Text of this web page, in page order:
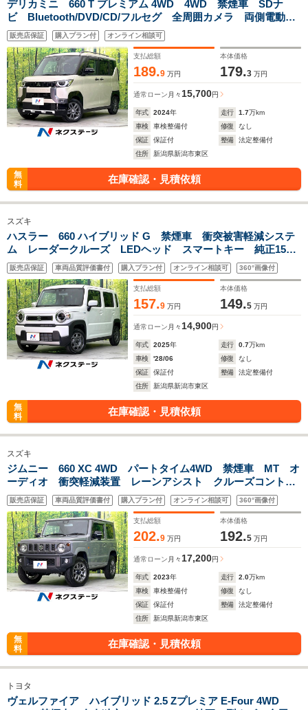
デリカミニ 660 T プレミアム 4WD 4WD 禁煙車 SDナ
ビ Bluetooth/DVD/CD/フルセグ 全周囲カメラ 両側電動ス
ライドドア 衝突軽減装置 レーダークルーズ クリアランス
ソナー ハーフレザーシート シートヒーター ETC
販売店保証 購入プラン付 オンライン相談可
支払総額
189.9 万円
本体価格
179.3 万円
通常ローン 月々 15,700円
年式 2024年 走行 1.7万km
車検
車検整備付 修復
なし
保証
保証付 整備
法定整備付
住所
新潟県新潟市東区
無
料
在庫確認・見積依頼
スズキ
ハスラー 660 ハイブリッド G 禁煙車 衝突被害軽減システ
ム レーダークルーズ LEDヘッド スマートキー 純正15イ
ンチアルミ オートハイビーム オートライト オートエアコ
ン
販売店保証 車両品質評価書付 購入プラン付 オンライン相談可 360°画像付
支払総額
157.9 万円
本体価格
149.5 万円
通常ローン 月々 14,900円
年式 2025年 走行 0.7万km
車検
'28/06 修復
なし
保証
保証付 整備
法定整備付
住所
新潟県新潟市東区
無
料
在庫確認・見積依頼
スズキ
ジムニー 660 XC 4WD パートタイム4WD 禁煙車 MT オ
ーディオ 衝突軽減装置 レーンアシスト クルーズコントロ
ール LEDヘッドライト オートハイビーム ヘッドライトウ
ォッシャー 革巻きステアリング 前席シートヒータ-
販売店保証 車両品質評価書付 購入プラン付 オンライン相談可 360°画像付
支払総額
202.9 万円
本体価格
192.5 万円
通常ローン 月々 17,200円
年式 2023年 走行 2.0万km
車検
車検整備付 修復
なし
保証
保証付 整備
法定整備付
住所
新潟県新潟市東区
無
料
在庫確認・見積依頼
トヨタ
ヴェルファイア ハイブリッド 2.5 Zプレミア E-Four 4WD